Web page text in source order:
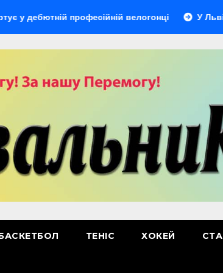
професійній велогонці У Львівській
ТЕНІС ХОКЕЙ